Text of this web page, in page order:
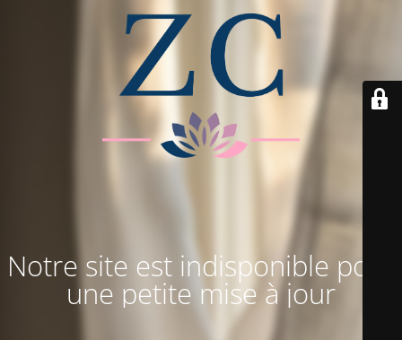
Notre site est indisponible pour
une petite mise à jour